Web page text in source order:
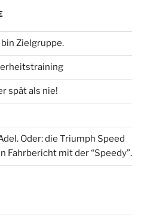
Zielgruppe.
spät als nie!
Oder: die Triumph Speed
Fahrbericht mit der “Speedy”.